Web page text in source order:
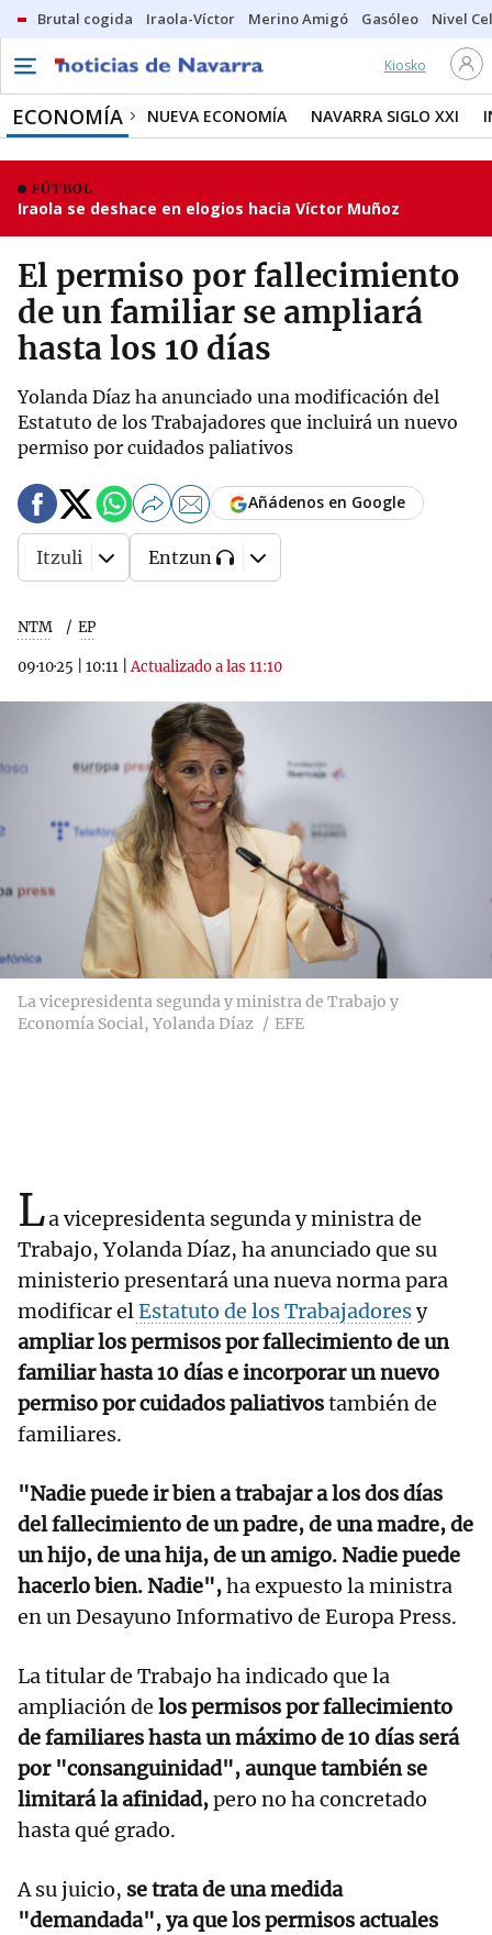
Brutal cogida Iraola-Víctor Merino Amigó Gasóleo Nivel
Kiosko
ECONOMÍA NUEVA ECONOMÍA NAVARRA SIGLO XXI
FÚTBOL
Iraola se deshace en elogios hacia Víctor Muñoz
El permiso por fallecimiento
de un familiar se ampliará
hasta los 10 días
Yolanda Díaz ha anunciado una modificación del
Estatuto de los Trabajadores que incluirá un nuevo
permiso por cuidados paliativos
NTM EP
09·10·25 10:11 |Actualizado a las 11:10
Añádenos en Google
Itzuli Entzun
La vicepresidenta segunda y ministra de Trabajo y
Economía Social, Yolanda Díaz
EFE
La vicepresidenta segunda y ministra de
Trabajo, Yolanda Díaz, ha anunciado que su
ministerio presentará una nueva norma para
modificar elEstatuto de los Trabajadoresy
ampliar los permisos por fallecimiento de un
familiar hasta 10 días e incorporar un nuevo
permiso por cuidados paliativostambién de
familiares.
"Nadie puede ir bien a trabajar a los dos días
del fallecimiento de un padre, de una madre, de
un hijo, de una hija, de un amigo. Nadie puede
hacerlo bien. Nadie",ha expuesto la ministra
en un Desayuno Informativo de Europa Press.
La titular de Trabajo ha indicado que la
ampliación de los permisos por fallecimiento
de familiares hasta un máximo de 10 días será
por "consanguinidad", aunque también se
limitará la afinidad,pero no ha concretado
hasta qué grado.
A su juicio, se trata de una medida
"demandada", ya que los permisos actuales